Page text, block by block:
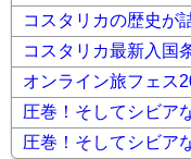
コスタリカの歴史が
コスタリカ最新入国
オンライン旅フェス
圧巻！そしてシビ
圧巻！そしてシビ